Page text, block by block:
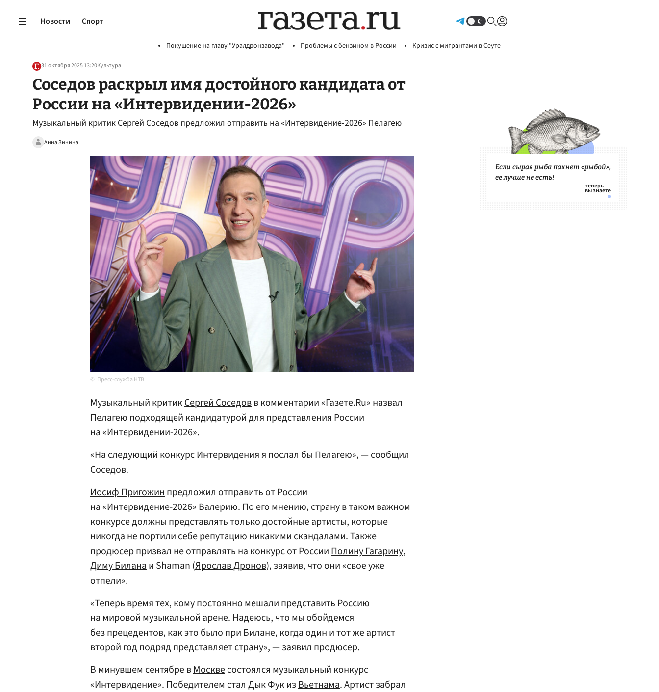
Новости Спорт
Покушение на главу "Уралдронзавода" Проблемы с бензином в России Кризис с мигрантами в Сеуте
31 октября 2025 13:20Культура
Соседов раскрыл имя достойного кандидата от
России на «Интервидении-2026»
Музыкальный критик Сергей Соседов предложил отправить на «Интервидение-2026» Пелагею
Анна Зинина
Пресс-служба НТВ
Музыкальный критикСергей Соседовв комментарии «Газете.Ru» назвал
Пелагею подходящей кандидатурой для представления России
на «Интервидении-2026».
«На следующий конкурс Интервидения я послал бы Пелагею», — сообщил
Соседов.
Иосиф Пригожинпредложил отправить от России
на «Интервидение-2026» Валерию. По его мнению, страну в таком важном
конкурсе должны представлять только достойные артисты, которые
никогда не портили себе репутацию никакими скандалами. Также
продюсер призвал не отправлять на конкурс от РоссииПолину Гагарину,
Диму Биланаи Shaman (Ярослав Дронов), заявив, что они «свое уже
отпели».
«Теперь время тех, кому постоянно мешали представить Россию
на мировой музыкальной арене. Надеюсь, что мы обойдемся
без прецедентов, как это было при Билане, когда один и тот же артист
второй год подряд представляет страну», — заявил продюсер.
В минувшем сентябре вМосквесостоялся музыкальный конкурс
«Интервидение». Победителем стал Дык Фук изВьетнама. Артист забрал
Если сырая рыба пахнет «рыбой»,
ее лучше не есть!